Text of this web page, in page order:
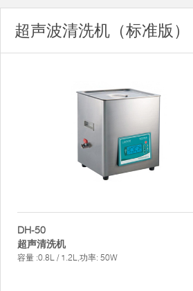
超声波清洗机（标准版）
DH-50
超声清洗机
容量 :0.8L / 1.2L,功率: 50W